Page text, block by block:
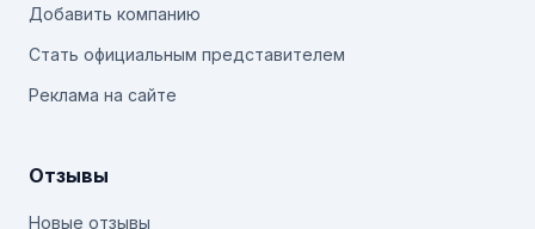
Добавить компанию
Стать официальным представителем
Реклама на сайте
Отзывы
Новые отзывы